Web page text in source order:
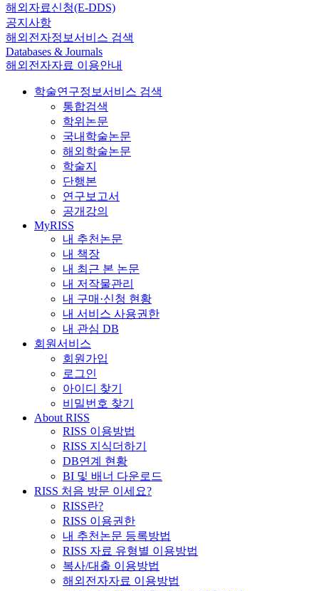
해외자료신청(E-DDS)
공지사항
해외전자정보서비스 검색
Databases & Journals
해외전자자료 이용안내
학술연구정보서비스 검색
통합검색
학위논문
국내학술논문
해외학술논문
학술지
단행본
연구보고서
공개강의
MyRISS
내 추천논문
내 책장
내 최근 본 논문
내 저작물관리
내 구매·신청 현황
내 서비스 사용권한
내 관심 DB
회원서비스
회원가입
로그인
아이디 찾기
비밀번호 찾기
About RISS
RISS 이용방법
RISS 지식더하기
DB연계 현황
BI 및 배너 다운로드
RISS 처음 방문 이세요?
RISS란?
RISS 이용권한
내 추천논문 등록방법
RISS 자료 유형별 이용방법
복사/대출 이용방법
해외전자자료 이용방법